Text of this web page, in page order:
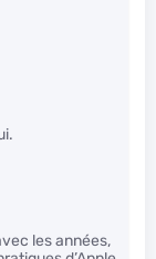
les années,